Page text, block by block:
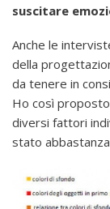
suscitare
Anche le
della
da tenere in
Ho così
diversi fattori
stato